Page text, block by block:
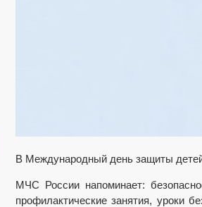
В Международный день защиты
МЧС России напоминает:
профилактические занятия, уроки